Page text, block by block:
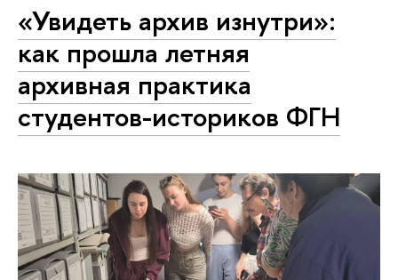
«Увидеть архив изнутри»:
как прошла летняя
архивная практика
студентов-историков ФГН